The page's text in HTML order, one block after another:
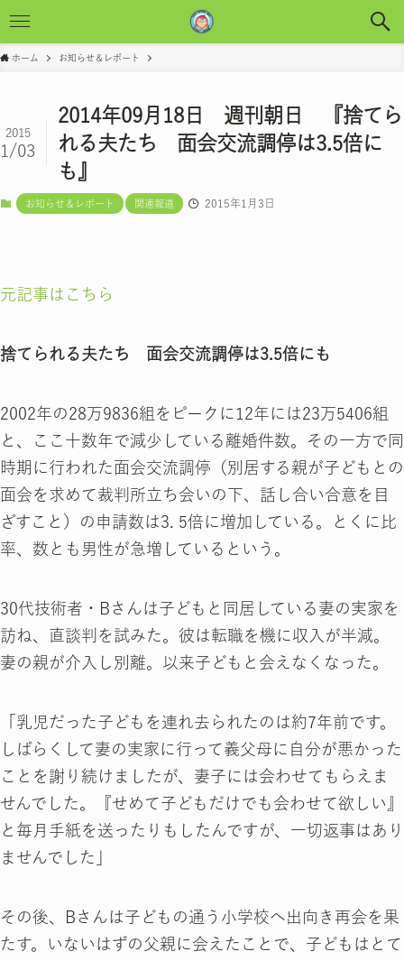
ホーム お知らせ＆レポート
2014年09月18日 週刊朝日 『捨てら
れる夫たち 面会交流調停は3.5倍に
も』
2015
1/03
お知らせ＆レポート 関連報道 2015年1月3日
元記事はこちら
捨てられる夫たち 面会交流調停は3.5倍にも
2002年の28万9836組をピークに12年には23万5406組
と、ここ十数年で減少している離婚件数。その一方で同
時期に行われた面会交流調停（別居する親が子どもとの
面会を求めて裁判所立ち会いの下、話し合い合意を目
ざすこと）の申請数は3. 5倍に増加している。とくに比
率、数とも男性が急増しているという。
30代技術者・Bさんは子どもと同居している妻の実家を
訪ね、直談判を試みた。彼は転職を機に収入が半減。
妻の親が介入し別離。以来子どもと会えなくなった。
「乳児だった子どもを連れ去られたのは約7年前です。
しばらくして妻の実家に行って義父母に自分が悪かった
ことを謝り続けましたが、妻子には会わせてもらえま
せんでした。『せめて子どもだけでも会わせて欲しい』
と毎月手紙を送ったりもしたんですが、一切返事はあり
ませんでした」
その後、Bさんは子どもの通う小学校へ出向き再会を果
たす。いないはずの父親に会えたことで、子どもはとて